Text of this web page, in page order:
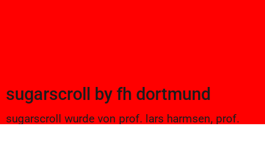
sugarscroll by fh dortmund
sugarscroll wurde von prof. lars harmsen, prof.